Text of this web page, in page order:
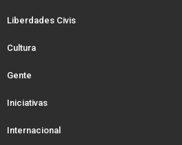
Liberdades Civis
Cultura
Gente
Iniciativas
Internacional